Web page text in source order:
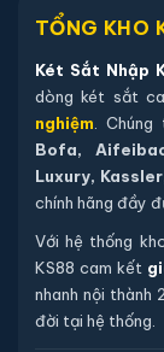
chon lựa
Cách 1: Bạn
thống sẽ
out bạn kiểm
những thông
toán bạn cần
nhân viên của
và tiến hành
của quý khách
TỔNG KHO
Két Sắt Nhập
dòng két sắt
nghiệm .
Bofa,
Luxury,
chính hãng đầy
Với hệ thống
KS88 cam kết
nhanh nội thành
đời tại hệ thống.